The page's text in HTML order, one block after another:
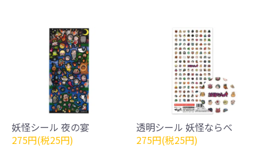
妖怪シール 夜の宴
275円(税25円)
透明シール 妖怪ならべ
275円(税25円)